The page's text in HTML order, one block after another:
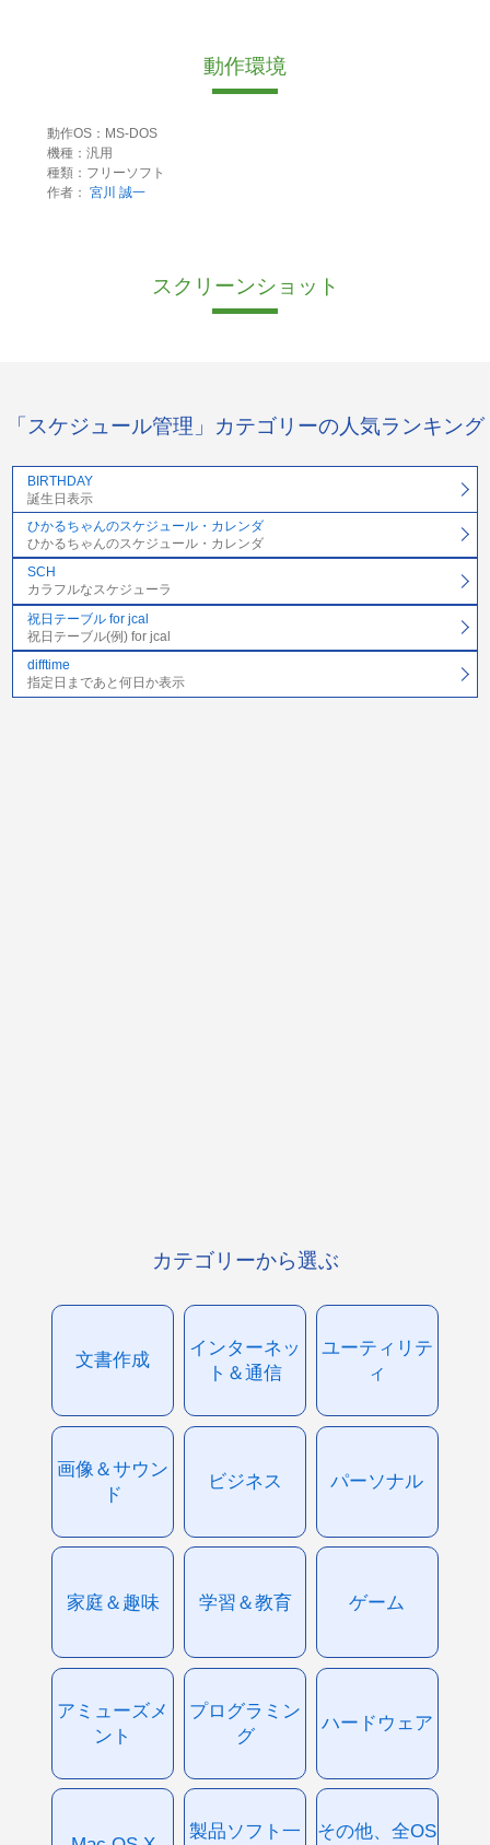
動作環境
動作OS：MS-DOS
機種：汎用
種類：フリーソフト
作者： 宮川 誠一
スクリーンショット
「スケジュール管理」カテゴリーの人気ランキング
BIRTHDAY
誕生日表示
ひかるちゃんのスケジュール・カレンダ
ひかるちゃんのスケジュール・カレンダ
SCH
カラフルなスケジューラ
祝日テーブル for jcal
祝日テーブル(例) for jcal
difftime
指定日まであと何日か表示
カテゴリーから選ぶ
文書作成
インターネッ
ト＆通信
ユーティリテ
ィ
画像＆サウン
ド
ビジネス パーソナル
家庭＆趣味 学習＆教育 ゲーム
アミューズメ
ント
プログラミン
グ
ハードウェア
製品ソフト一
その他、全OS